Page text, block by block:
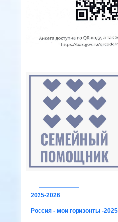
2025-2026
Россия - мои горизонты -